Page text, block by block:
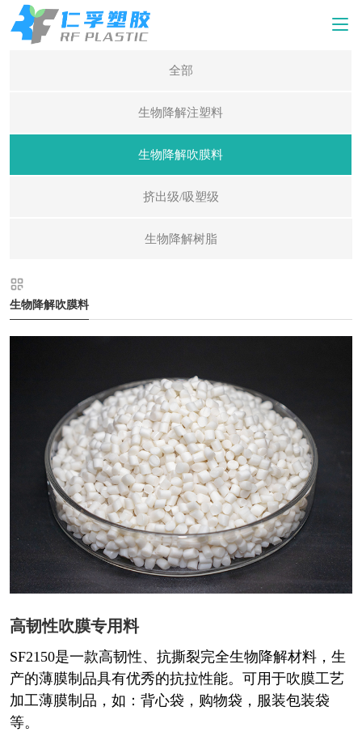
全部
生物降解注塑料
生物降解吹膜料
挤出级/吸塑级
生物降解树脂
生物降解吹膜料
高韧性吹膜专用料
SF2150是一款高韧性、抗撕裂完全生物降解材料，生
产的薄膜制品具有优秀的抗拉性能。可用于吹膜工艺
加工薄膜制品，如：背心袋，购物袋，服装包装袋
等。